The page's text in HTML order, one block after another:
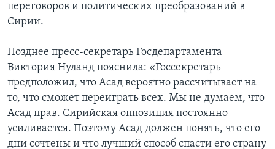
переговоров и политических преобразований в
Сирии.
Позднее пресс-секретарь Госдепартамента
Виктория Нуланд пояснила: «Госсекретарь
предположил, что Асад вероятно рассчитывает на
то, что сможет переиграть всех. Мы не думаем, что
Асад прав. Сирийская оппозиция постоянно
усиливается. Поэтому Асад должен понять, что его
дни сочтены и что лучший способ спасти его страну